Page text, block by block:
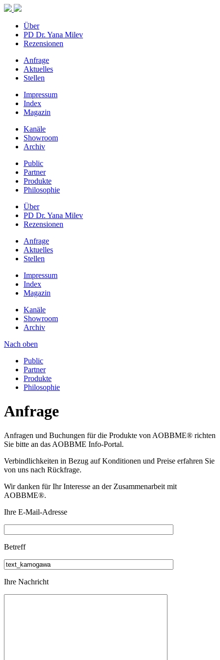
Über
PD Dr. Yana Milev
Rezensionen
Anfrage
Aktuelles
Stellen
Impressum
Index
Magazin
Kanäle
Showroom
Archiv
Public
Partner
Produkte
Philosophie
Über
PD Dr. Yana Milev
Rezensionen
Anfrage
Aktuelles
Stellen
Impressum
Index
Magazin
Kanäle
Showroom
Archiv
Nach oben
Public
Partner
Produkte
Philosophie
Anfrage
Anfragen und Buchungen für die Produkte von AOBBME® richten
Sie bitte an das AOBBME Info-Portal.
Verbindlichkeiten in Bezug auf Konditionen und Preise erfahren Sie
von uns nach Rückfrage.
Wir danken für Ihr Interesse an der Zusammenarbeit mit
AOBBME®.
Ihre E-Mail-Adresse
Betreff
Ihre Nachricht